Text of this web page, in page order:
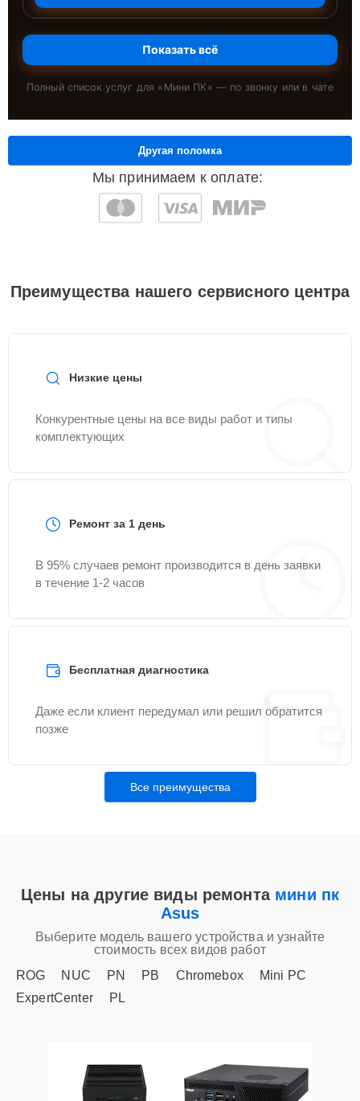
Показать всё
Полный список услуг для « Мини ПК» — по звонку или в чате
Мы принимаем к оплате:
Другая поломка
Преимущества нашего сервисного центра
Низкие цены
Конкурентные цены на все виды работ и типы
комплектующих
Ремонт за 1 день
В 95% случаев ремонт производится в день заявки
в течение 1-2 часов
Бесплатная диагностика
Даже если клиент передумал или решил обратится
позже
Все преимущества
Цены на другие виды ремонта мини пк
Asus
Выберите модель вашего устройства и узнайте
стоимость всех видов работ
ROG
NUC PN PB Chromebox
Mini PC
ExpertCenter
PL